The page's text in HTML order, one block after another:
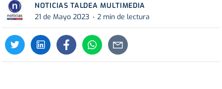
NOTICIAS TALDEA MULTIMEDIA
21 de Mayo 2023
2 min de lectura